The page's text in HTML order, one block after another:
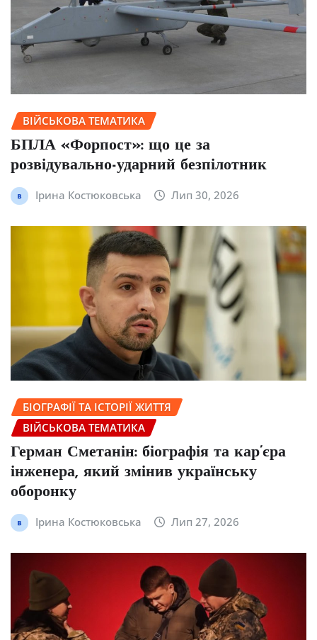
ВІЙСЬКОВА ТЕМАТИКА
БПЛА «Форпост»: що це за
розвідувально-ударний безпілотник
Ірина Костюковська Лип 30, 2026
БІОГРАФІЇ ТА ІСТОРІЇ ЖИТТЯ
ВІЙСЬКОВА ТЕМАТИКА
Герман Сметанін: біографія та кар’єра
інженера, який змінив українську
оборонку
Ірина Костюковська Лип 27, 2026